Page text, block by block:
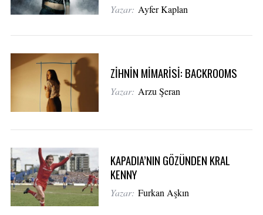
Yazar: Ayfer Kaplan
ZİHNİN MİMARİSİ: BACKROOMS
Yazar: Arzu Şeran
KAPADIA’NIN GÖZÜNDEN KRAL
KENNY
Yazar: Furkan Aşkın